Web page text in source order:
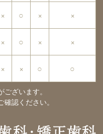
× ○ × ×
× ○ × ×
× × ○ ○
ざいます。
認ください。